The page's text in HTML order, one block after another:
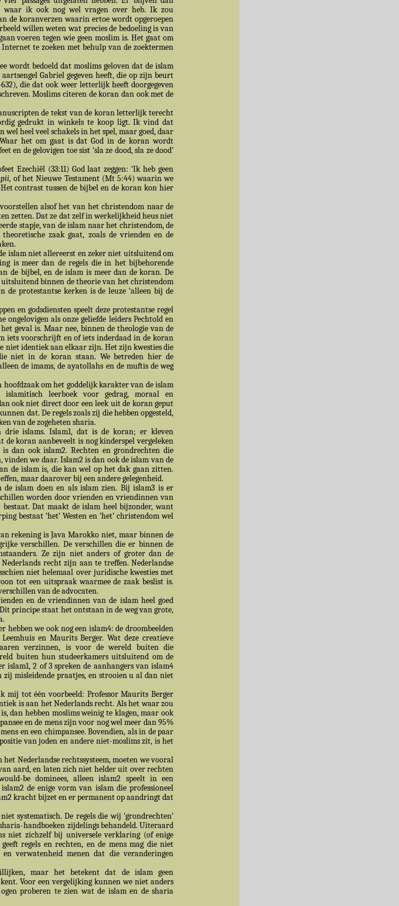
waar ik ook nog wel vragen over heb. Ik zou
de koranverzen waarin ertoe wordt opgeroepen
willen weten wat precies de bedoeling is van
voeren tegen wie geen moslim is. Het gaat om
te zoeken met behulp van de zoektermen
bedoeld dat moslims geloven dat de islam
Gabriel gegeven heeft, die op zijn beurt
die dat ook weer letterlijk heeft doorgegeven
Moslims citeren de koran dan ook met de
de tekst van de koran letterlijk terecht
gedrukt in winkels te koop ligt. Ik vind dat
heel veel schakels in het spel, maar goed, daar
het om gaat is dat God in de koran wordt
de gelovigen toe sist ‘sla ze dood, sla ze dood’
Ezechiël (33:11) God laat zeggen: ‘Ik heb geen
of het Nieuwe Testament (Mt 5:44) waarin we
contrast tussen de bijbel en de koran kon hier
alsof het van het christendom naar de
zetten. Dat ze dat zelf in werkelijkheid heus niet
stapje, van de islam naar het christendom, de
zaak gaat, zoals de vrienden en de
islam niet allereerst en zeker niet uitsluitend om
is meer dan de regels die in het bijbehorende
de bijbel, en de islam is meer dan de koran. De
uitsluitend binnen de theorie van het christendom
protestantse kerken is de leuze ‘alleen bij de
en godsdiensten speelt deze protestantse regel
als onze geliefde leiders Pechtold en
geval is. Maar nee, binnen de theologie van de
iets voorschrijft en of iets inderdaad in de koran
niet identiek aan elkaar zijn. Het zijn kwesties die
niet in de koran staan. We betreden hier de
de imams, de ayatollahs en de muftis de weg
om het goddelijk karakter van de islam
leerboek voor gedrag, moraal en
ook niet direct door een leek uit de koran geput
dat. De regels zoals zij die hebben opgesteld,
van de zogeheten sharia.
drie islams. Islam1, dat is de koran; er kleven
koran aanbeveelt is nog kinderspel vergeleken
dan ook islam2. Rechten en grondrechten die
we daar. Islam2 is dan ook de islam van de
de islam is, die kan wel op het dak gaan zitten.
maar daarover bij een andere gelegenheid.
islam doen en als islam zien. Bij islam3 is er
worden door vrienden en vriendinnen van
bestaat. Dat maakt de islam heel bijzonder, want
bestaat ‘het’ Westen en ‘het’ christendom wel
rekening is Java Marokko niet, maar binnen de
verschillen. De verschillen die er binnen de
Ze zijn niet anders of groter dan de
recht zijn aan te treffen. Nederlandse
niet helemaal over juridische kwesties met
tot een uitspraak waarmee de zaak beslist is.
van de advocaten.
en de vriendinnen van de islam heel goed
principe staat het ontstaan in de weg van grote,
we ook nog een islam4: de droombeelden
en Maurits Berger. Wat deze creatieve
verzinnen, is voor de wereld buiten die
buiten hun studeerkamers uitsluitend om de
2 of 3 spreken de aanhangers van islam4
misleidende praatjes, en strooien u al dan niet
mij tot één voorbeeld: Professor Maurits Berger
is aan het Nederlands recht. Als het waar zou
dan hebben moslims weinig te klagen, maar ook
en de mens zijn voor nog wel meer dan 95%
en een chimpansee. Bovendien, als in de paar
van joden en andere niet-moslims zit, is het
Nederlandse rechtssysteem, moeten we vooral
aard, en laten zich niet helder uit over rechten
be dominees, alleen islam2 speelt in een
de enige vorm van islam die professioneel
kracht bijzet en er permanent op aandringt dat
De regels die wij ‘grondrechten’
handboeken zijdelings behandeld. Uiteraard
niet zichzelf bij universele verklaring (of enige
regels en rechten, en de mens mag die niet
verwatenheid menen dat die veranderingen
maar het betekent dat de islam geen
Voor een vergelijking kunnen we niet anders
proberen te zien wat de islam en de sharia